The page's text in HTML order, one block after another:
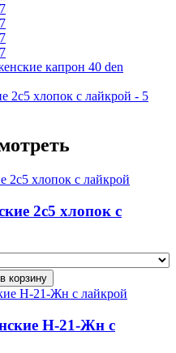
капрон 40 den
2с5 хлопок с лайкрой - 5
2с5 хлопок с
Н-21-Жн с